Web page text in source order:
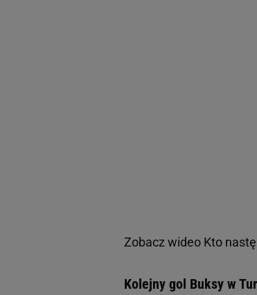
Zobacz wideo Kto
Kolejny gol Buksy w